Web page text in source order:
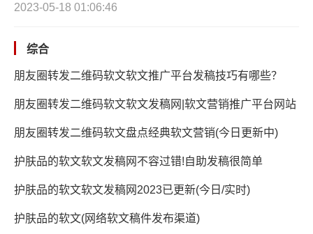
2023-05-18 01:06:46
综合
朋友圈转发二维码软文软文推广平台发稿技巧有哪些？
朋友圈转发二维码软文软文发稿网|软文营销推广平台网站
朋友圈转发二维码软文盘点经典软文营销(今日更新中)
护肤品的软文软文发稿网不容过错!自助发稿很简单
护肤品的软文软文发稿网2023已更新(今日/实时)
护肤品的软文(网络软文稿件发布渠道)